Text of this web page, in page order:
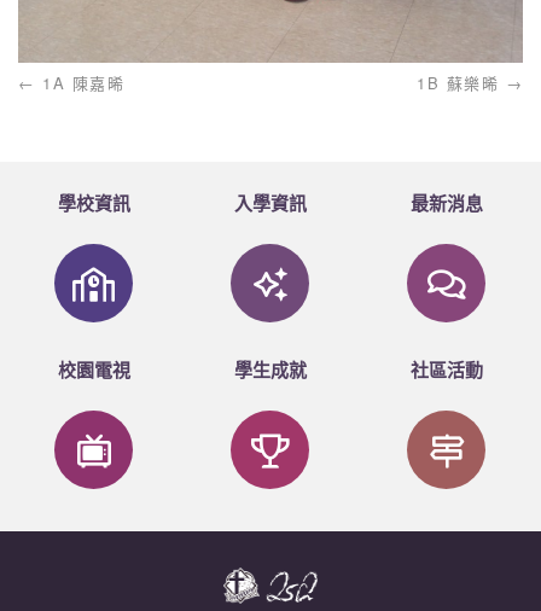
1A 陳嘉晞 1B 蘇樂晞
學校資訊 入學資訊 最新消息
校園電視 學生成就 社區活動